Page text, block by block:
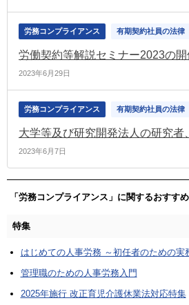
労務コンプライアンス 有期契約社員の法律
2023年6月29日
労務コンプライアンス 有期契約社員の法律
2023年6月7日
「労務コンプライアンス」に関するおすす
特集
はじめての人事労務 ～初任者のための実
管理職のための人事労務入門
2025年施行 改正育児介護休業法対応特集